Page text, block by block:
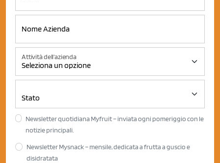
Attività dell'azienda
Newsletter quotidiana Myfruit – inviata ogni pomeriggio con le
notizie principali.
Newsletter Mysnack – mensile, dedicata a frutta a guscio e
disidratata